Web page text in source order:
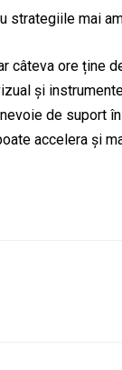
strategiile mai
câteva ore ține
și
de suport
accelera și